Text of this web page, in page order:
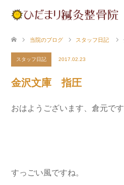
当院のブログ スタッフ日記
スタッフ日記 2017.02.23
金沢文庫 指圧
おはようございます、倉元です
すっごい風ですね。